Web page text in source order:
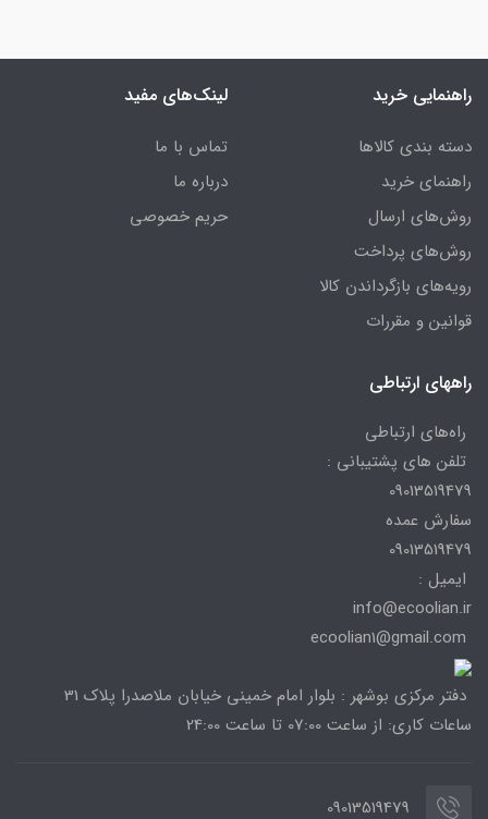
راهنمایی خرید
دسته بندی کالاها
راهنمای خرید
روش‌های ارسال
روش‌های پرداخت
رویه‌های بازگرداندن کالا
قوانین و مقررات
لینک‌های مفید
تماس با ما
درباره ما
حریم خصوصی
راههای ارتباطی
راه‌های ارتباطی
تلفن های پشتیبانی :
09013519479
سفارش عمده
09013519479
ایمیل :
info@ecoolian.ir
دفتر مرکزی بوشهر : بلوار امام خمینی خیابان ملاصدرا پلاک 31
ساعات کاری: از ساعت 07:00 تا ساعت 24:00
09013519479